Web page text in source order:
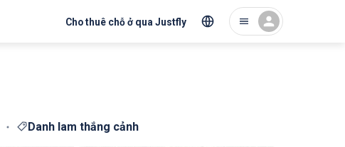
Cho thuê chỗ ở qua Justfly
Danh lam thắng cảnh